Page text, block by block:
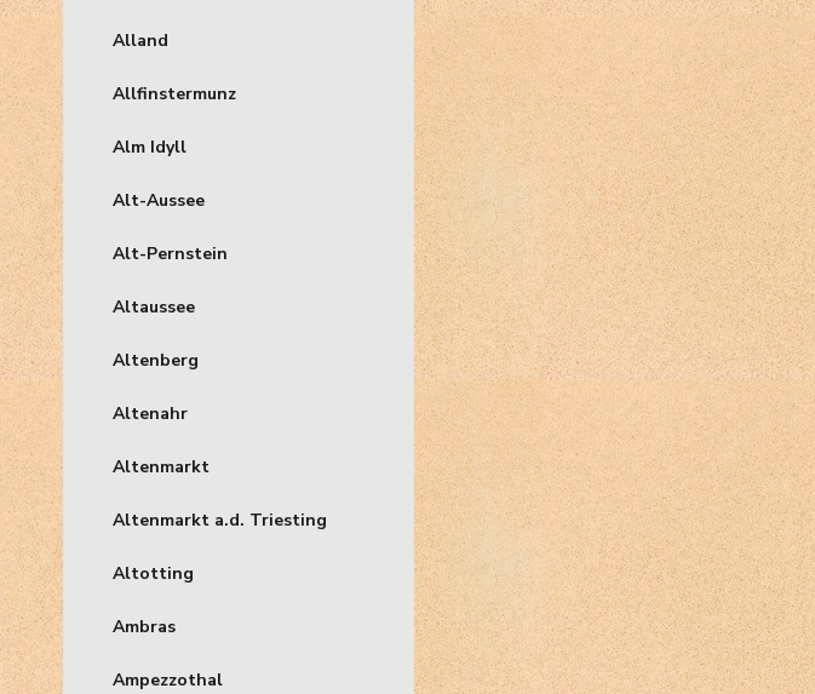
Alland
Allfinstermunz
Alm Idyll
Alt-Aussee
Alt-Pernstein
Altaussee
Altenberg
Altenahr
Altenmarkt
Altenmarkt a.d. Triesting
Altotting
Ambras
Ampezzothal